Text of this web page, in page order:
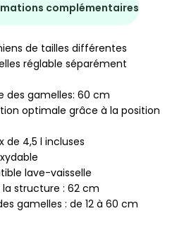
complémentaires
de tailles différentes
réglable séparément
des gamelles: 60 cm
optimale grâce à la position
de 4,5 l incluses
lave-vaisselle
structure : 62 cm
gamelles : de 12 à 60 cm